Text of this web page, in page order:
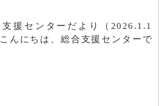
援センターだより（2026.1.1
んにちは、総合支援センターで